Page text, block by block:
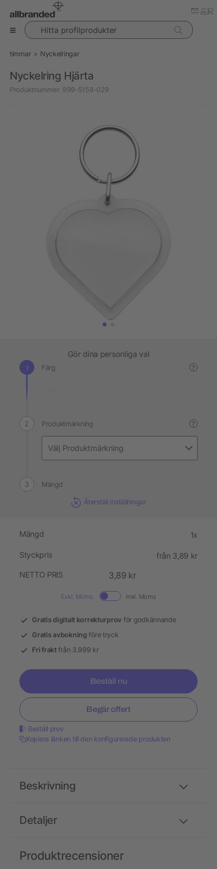
Hitta profilprodukter
timmar Nyckelringar
Nyckelring Hjärta
Produktnummer: 999-5158-029
Gör dina personliga val
Färg ?
Produktmärkning ?
Mängd
Återställ inställningar
Mängd 1x
Styckpris
från 3,89 kr
NETTO PRIS
3,89 kr
Exkl. Moms. Inkl. Moms
Gratis digitalt korrekturprov för godkännande
Gratis avbokning före tryck
Fri fraktfrån 3.999 kr
Beställ nu
Begär offert
Beställ prov
Kopiera länken till den konfigurerade produkten
Detaljer
Beskrivning
Produktrecensioner